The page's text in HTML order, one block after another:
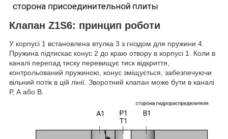
Клапан Z1S6: принцип роботи
У корпусі 1 встановлена втулка 3 з гніздом для пружини 4.
Пружина підтискає конус 2 до краю отвору в корпусі 1. Коли в
каналі перепад тиску перевищує тиск відкриття,
контрольований пружиною, конус зміщується, забезпечуючи
вільний потік в цій лінії. Зворотний клапан може бути в каналі
Р, А або В.